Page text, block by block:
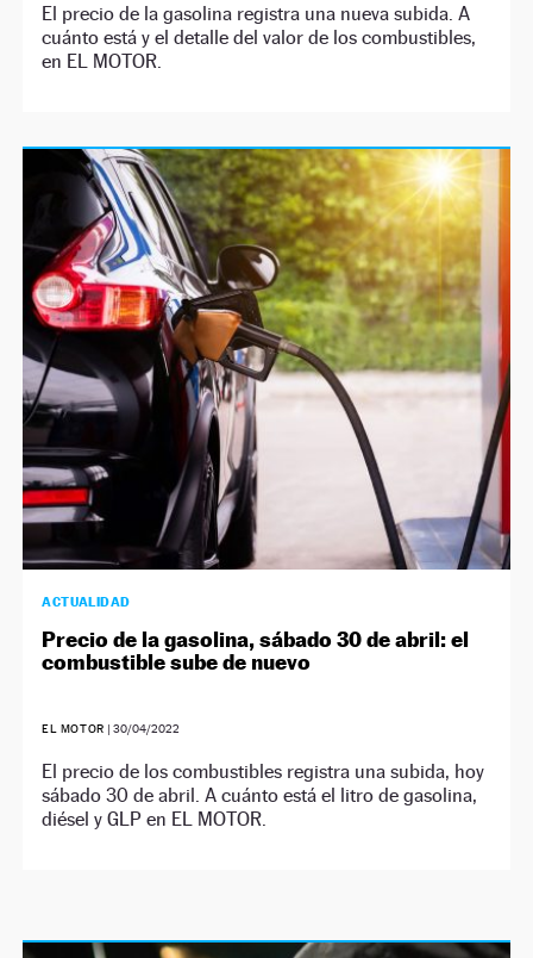
El precio de la gasolina registra una nueva subida. A
cuánto está y el detalle del valor de los combustibles,
en EL MOTOR.
ACTUALIDAD
Precio de la gasolina, sábado 30 de abril: el
combustible sube de nuevo
EL MOTOR | 30/04/2022
El precio de los combustibles registra una subida, hoy
sábado 30 de abril. A cuánto está el litro de gasolina,
diésel y GLP en EL MOTOR.